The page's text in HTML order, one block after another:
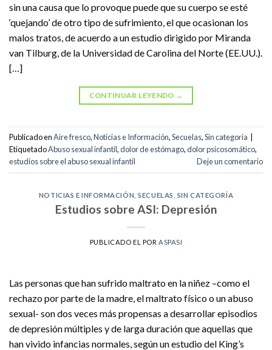
sin una causa que lo provoque puede que su cuerpo se esté
‘quejando’ de otro tipo de sufrimiento, el que ocasionan los
malos tratos, de acuerdo a un estudio dirigido por Miranda
van Tilburg, de la Universidad de Carolina del Norte (EE.UU.).
[…]
CONTINUAR LEYENDO →
Publicado enAire fresco,Noticias e Información,Secuelas,Sin categoría
EtiquetadoAbuso sexual infantil,dolor de estómago,dolor psicosomático,
estudios sobre el abuso sexual infantil
Deje un comentario
NOTICIAS E INFORMACIÓN ,SECUELAS SIN CATEGORÍA
Estudios sobre ASI: Depresión
PUBLICADO EL POR ASPASI
Las personas que han sufrido maltrato en la niñez –como el
rechazo por parte de la madre, el maltrato físico o un abuso
sexual- son dos veces más propensas a desarrollar episodios
de depresión múltiples y de larga duración que aquellas que
han vivido infancias normales, según un estudio del King’s